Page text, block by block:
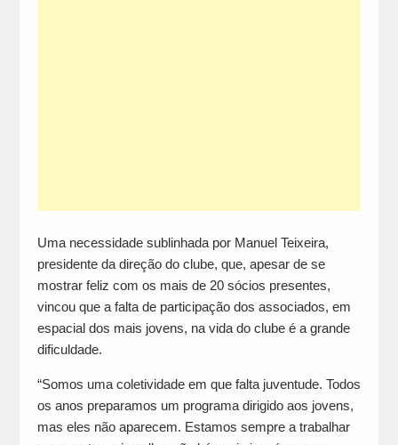
Uma necessidade sublinhada por Manuel Teixeira,
presidente da direção do clube, que, apesar de se
mostrar feliz com os mais de 20 sócios presentes,
vincou que a falta de participação dos associados, em
espacial dos mais jovens, na vida do clube é a grande
dificuldade.
“Somos uma coletividade em que falta juventude. Todos
os anos preparamos um programa dirigido aos jovens,
mas eles não aparecem. Estamos sempre a trabalhar